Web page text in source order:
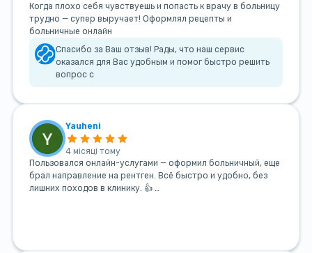
Когда плохо себя чувствуешь и попасть к врачу в больницу
трудно — супер выручает! Оформлял рецепты и
больничные онлайн
Спасибо за Ваш отзыв! Рады, что наш сервис
оказался для Вас удобным и помог быстро решить
вопрос с
Yauheni
4 місяці тому
Пользовался онлайн-услугами — оформил больничный, еще
брал направление на рентген. Всё быстро и удобно, без
лишних походов в клинику. 👍 …